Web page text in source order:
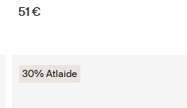
51 €
30% Atlaide